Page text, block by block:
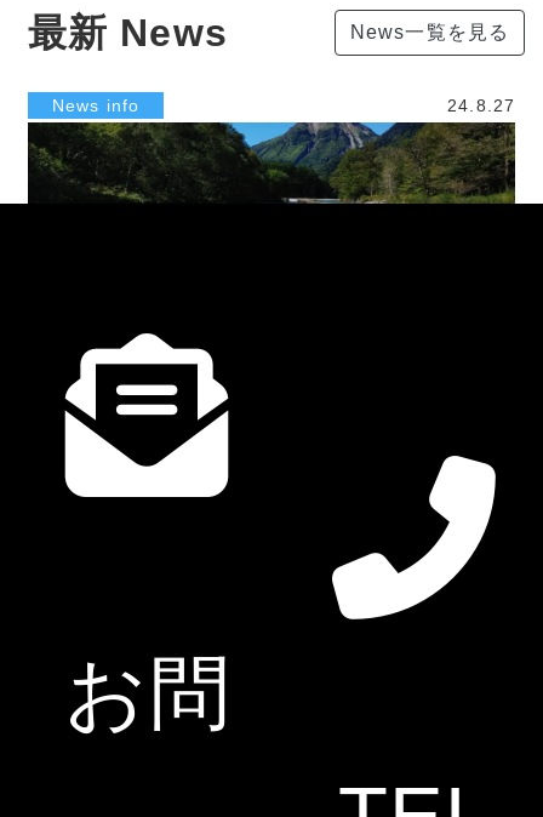
お問
News一覧を見る
最新 News
News info 24.8.27
News info 24.8.27
清水多商事株式会社
〒123-0841 東京都足立区西新井6-25-13
/ FAX：03-3856-1333
会社案内